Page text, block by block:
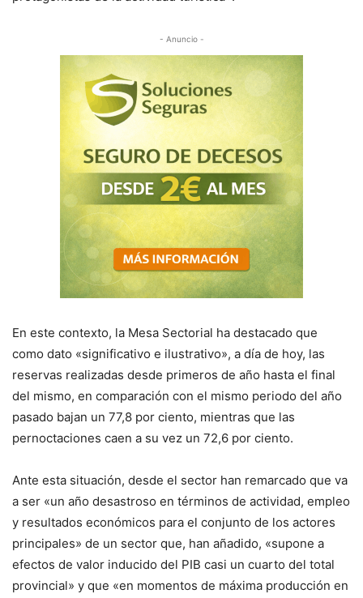
- Anuncio -
En este contexto, la Mesa Sectorial ha destacado que
como dato «significativo e ilustrativo», a día de hoy, las
reservas realizadas desde primeros de año hasta el final
del mismo, en comparación con el mismo periodo del año
pasado bajan un 77,8 por ciento, mientras que las
pernoctaciones caen a su vez un 72,6 por ciento.
Ante esta situación, desde el sector han remarcado que va
a ser «un año desastroso en términos de actividad, empleo
y resultados económicos para el conjunto de los actores
principales» de un sector que, han añadido, «supone a
efectos de valor inducido del PIB casi un cuarto del total
provincial» y que «en momentos de máxima producción en